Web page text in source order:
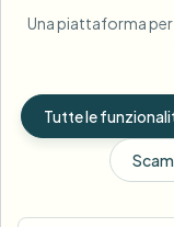
Una piattaforma per
Tutte le